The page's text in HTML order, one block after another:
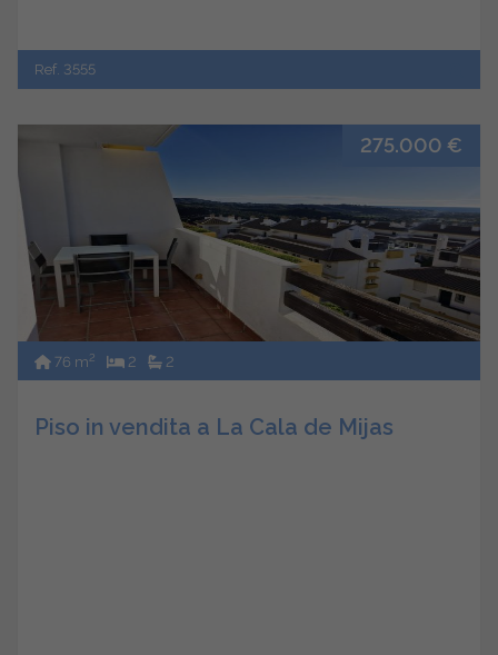
Ref. 3555
275.000 €
76 m2 2 2
Piso in vendita a La Cala de Mijas